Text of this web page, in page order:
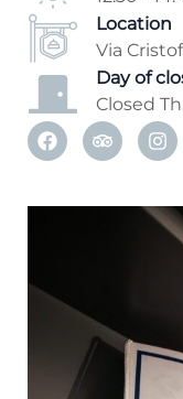
Location
Via
Day of
Closed